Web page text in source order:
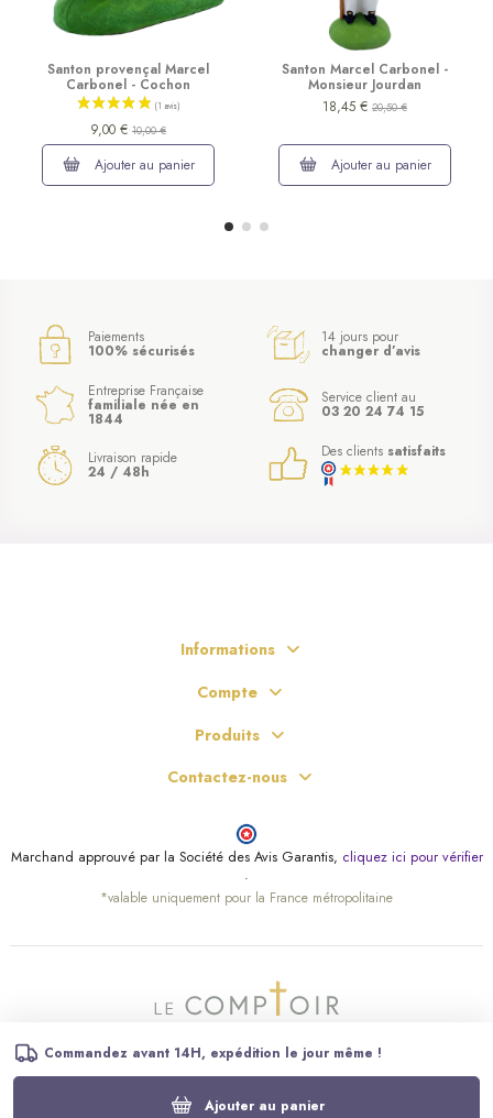
Commandez avant 14H, expédition le jour même !
Ajouter au panier
Santon provençal Marcel
Carbonel - Cochon
9,00 € 10,00 €
Ajouter au panier
Santon Marcel Carbonel -
Monsieur Jourdan
18,45 € 20,50 €
Ajouter au panier
Paiements
100% sécurisés
14 jours pour
changer d’avis
Entreprise Française
familiale née en
1844
Service client au
03 20 24 74 15
Livraison rapide
24 / 48h
Des clients satisfaits
Informations
Compte
Produits
Contactez-nous
Marchand approuvé par la Société des Avis Garantis, cliquez ici pour vérifier
.
*valable uniquement pour la France métropolitaine